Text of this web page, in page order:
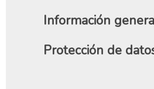
Información
Protección de